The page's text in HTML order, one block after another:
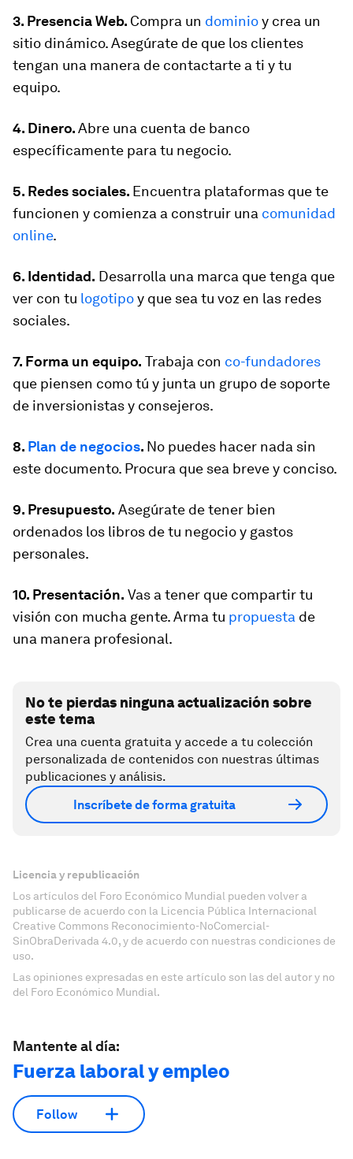
3. Presencia Web. Compra un dominioy crea un
sitio dinámico. Asegúrate de que los clientes
tengan una manera de contactarte a ti y tu
equipo.
4. Dinero.Abre una cuenta de banco
específicamente para tu negocio.
5. Redes sociales. Encuentra plataformas que te
funcionen y comienza a construir una comunidad
online.
6. Identidad. Desarrolla una marca que tenga que
ver con tu logotipoy que sea tu voz en las redes
sociales.
7. Forma un equipo. Trabaja con co-fundadores
que piensen como tú y junta un grupo de soporte
de inversionistas y consejeros.
8. Plan de negocios. No puedes hacer nada sin
este documento. Procura que sea breve y conciso.
9. Presupuesto. Asegúrate de tener bien
ordenados los libros de tu negocio y gastos
personales.
10. Presentación. Vas a tener que compartir tu
visión con mucha gente. Arma tu propuesta de
una manera profesional.
No te pierdas ninguna actualización sobre
este tema
Crea una cuenta gratuita y accede a tu colección
personalizada de contenidos con nuestras últimas
publicaciones y análisis.
Inscríbete de forma gratuita
Licencia y republicación
Los artículos del Foro Económico Mundial pueden volver a
publicarse de acuerdo con la Licencia Pública Internacional
Creative Commons Reconocimiento-NoComercial-
SinObraDerivada 4.0, y de acuerdo con nuestras condiciones de
uso.
Las opiniones expresadas en este artículo son las del autor y no
del Foro Económico Mundial.
Mantente al día:
Fuerza laboral y empleo
Follow